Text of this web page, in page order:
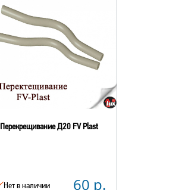
Перекрещивание Д20 FV Plast
Нет в наличии 60 р.